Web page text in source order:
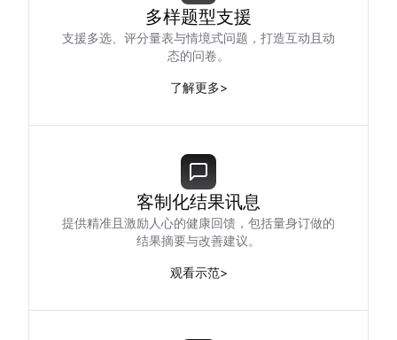
多样题型支援
支援多选、评分量表与情境式问题，打造互动且动
态的问卷。
了解更多>
客制化结果讯息
提供精准且激励人心的健康回馈，包括量身订做的
结果摘要与改善建议。
观看示范>